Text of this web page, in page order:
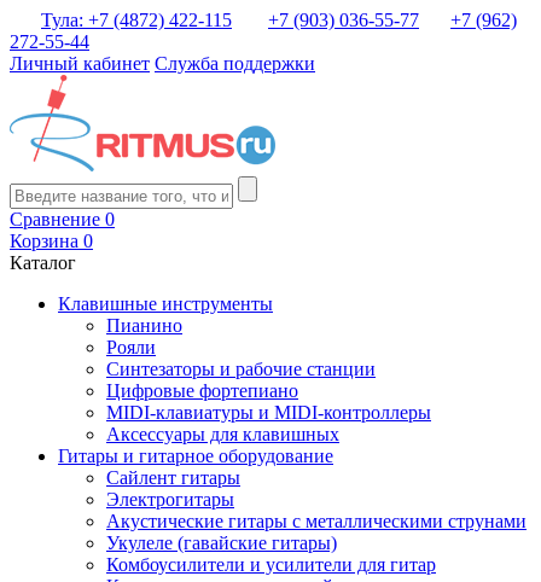
Тула: +7 (4872) 422-115 +7 (903) 036-55-77
+7 (962)
272-55-44
Личный кабинет Служба поддержки
Сравнение 0
Корзина 0
Каталог
Клавишные инструменты
Пианино
Рояли
Синтезаторы и рабочие станции
Цифровые фортепиано
MIDI-клавиатуры и MIDI-контроллеры
Аксессуары для клавишных
Гитары и гитарное оборудование
Сайлент гитары
Электрогитары
Акустические гитары с металлическими струнами
Укулеле (гавайские гитары)
Комбоусилители и усилители для гитар